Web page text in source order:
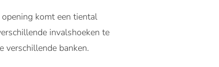
komt een tiental
invalshoeken te
verschillende banken.